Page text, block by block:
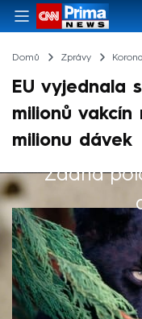
Domů Zprávy
EU vyjednala
milionů vakcín
milionu dávek
Žádná
Výběr redakce